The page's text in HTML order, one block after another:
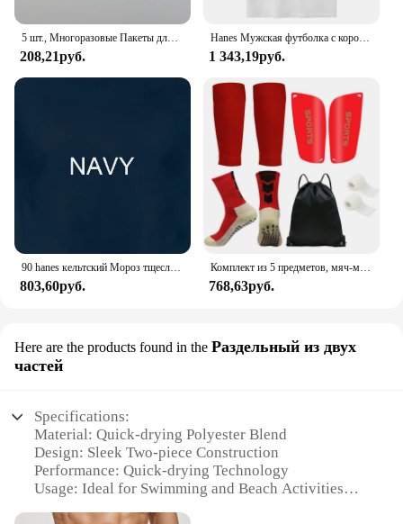
5 шт., Многоразовые Пакеты для таблеток на молнии
208,21руб.
Hanes Мужская футболка с короткими рукавами и графическим рисунком, коллекция высококачественных футболок с круглым вырезом и короткими рукавами, топы, одежда
1 343,19руб.
90 hanes кельтский Мороз тщеславие немезис лента футболка Сделано в США Мужская
803,60руб.
Комплект из 5 предметов, мяч-мешок на шнурке, футбольные носки для мужчин и женщин, защита для ног, накладки на голени для спортивных тренировок, чехол для ног, бандаж для футбольных носков
768,63руб.
Here are the products found in the Раздельный из двух
частей
Specifications:
Material: Quick-drying Polyester Blend
Design: Sleek Two-piece Construction
Performance: Quick-drying Technology
Usage: Ideal for Swimming and Beach Activities